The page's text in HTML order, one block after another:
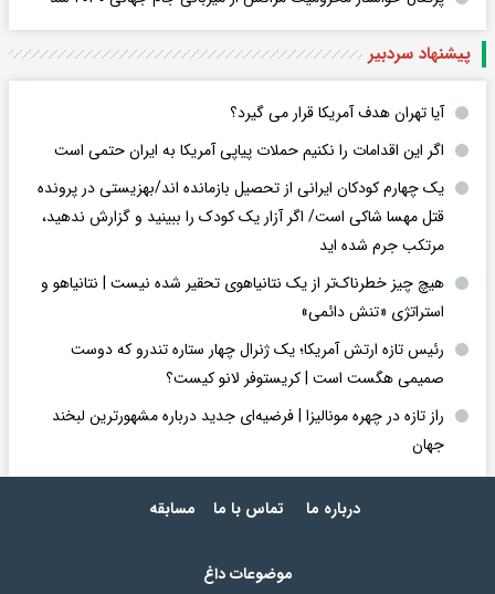
پیشنهاد سردبیر
آیا تهران هدف آمریکا قرار می گیرد؟
اگر این اقدامات را نکنیم حملات پیاپی آمریکا به ایران حتمی است
یک چهارم کودکان ایرانی از تحصیل بازمانده اند/بهزیستی در پرونده
قتل مهسا شاکی است/ اگر آزار یک کودک را ببینید و گزارش ندهید،
مرتکب جرم شده اید
هیچ چیز خطرناک‌تر از یک نتانیاهوی تحقیر شده نیست | نتانیاهو و
استراتژی «تنش دائمی»
رئیس تازه ارتش آمریکا؛ یک ژنرال چهار ستاره تندرو که دوست
صمیمی هگست است | کریستوفر لانو کیست؟
راز تازه در چهره مونالیزا | فرضیه‌ای جدید درباره مشهورترین لبخند
جهان
درباره ما تماس با ما مسابقه
موضوعات داغ